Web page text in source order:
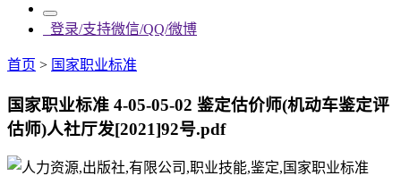
登录/支持微信/QQ/微博
首页 > 国家职业标准
国家职业标准 4-05-05-02 鉴定估价师(机动车鉴定评
估师)人社厅发[2021]92号.pdf